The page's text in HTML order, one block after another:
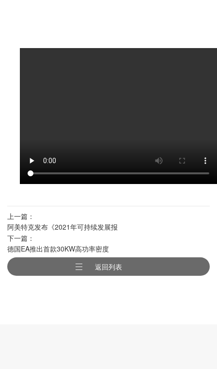
上一篇：
阿美特克发布《2021年可持续发展报
告》
下一篇：
德国EA推出首款30KW高功率密度
（4U）双向直流电源
返回列表